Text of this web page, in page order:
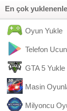
En çok
Oyun Yukle
Telefon
GTA 5 Yukle
Masin
Milyoncu